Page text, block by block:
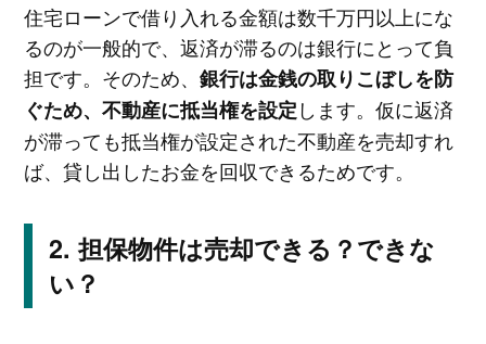
住宅ローンで借り入れる金額は数千万円以上にな
るのが一般的で、返済が滞るのは銀行にとって負
担です。そのため、 銀行は金銭の取りこぼしを防
ぐため、不動産に抵当権を設定します。仮に返済
が滞っても抵当権が設定された不動産を売却すれ
ば、貸し出したお金を回収できるためです。
担保物件は売却できる？できな
い？